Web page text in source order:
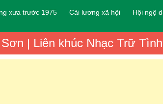
xưa trước 1975 Cải lương xã hội Hội ngộ
| Liên khúc Nhạc Trữ